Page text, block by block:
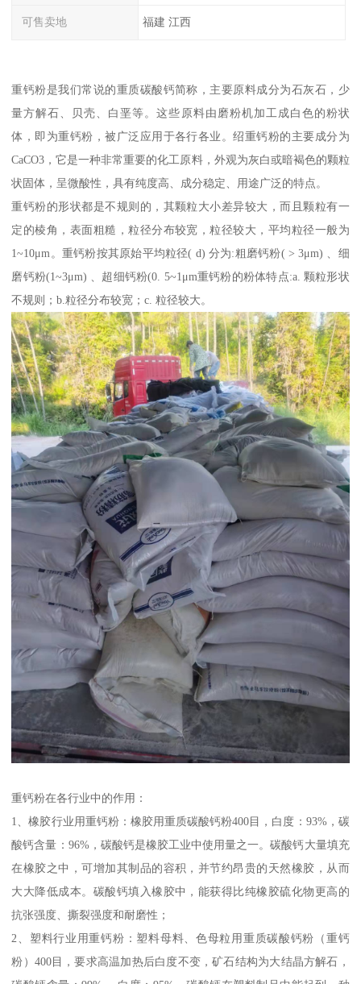
可售卖地 福建 江西
重钙粉是我们常说的重质碳酸钙简称，主要原料成分为石灰石，少
量方解石、贝壳、白垩等。这些原料由磨粉机加工成白色的粉状
体，即为重钙粉，被广泛应用于各行各业。绍重钙粉的主要成分为
CaCO3，它是一种非常重要的化工原料，外观为灰白或暗褐色的颗粒
状固体，呈微酸性，具有纯度高、成分稳定、用途广泛的特点。
重钙粉的形状都是不规则的，其颗粒大小差异较大，而且颗粒有一
定的棱角，表面粗糙，粒径分布较宽，粒径较大，平均粒径一般为
1~10μm。重钙粉按其原始平均粒径( d) 分为:粗磨钙粉( > 3μm) 、细
磨钙粉(1~3μm) 、超细钙粉(0. 5~1μm重钙粉的粉体特点:a. 颗粒形状
不规则；b.粒径分布较宽；c. 粒径较大。
重钙粉在各行业中的作用：
1、橡胶行业用重钙粉：橡胶用重质碳酸钙粉400目，白度：93%，碳
酸钙含量：96%，碳酸钙是橡胶工业中使用量之一。碳酸钙大量填充
在橡胶之中，可增加其制品的容积，并节约昂贵的天然橡胶，从而
大大降低成本。碳酸钙填入橡胶中，能获得比纯橡胶硫化物更高的
抗张强度、撕裂强度和耐磨性；
2、塑料行业用重钙粉：塑料母料、色母粒用重质碳酸钙粉（重钙
粉）400目，要求高温加热后白度不变，矿石结构为大结晶方解石，